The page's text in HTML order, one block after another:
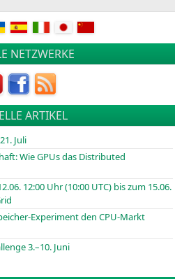
2020
NETZWERKE
ARTIKEL
Juli
Wie GPUs das Distributed
12:00 Uhr (10:00 UTC) bis zum 15.06.
Experiment den CPU-Markt
3.–10. Juni